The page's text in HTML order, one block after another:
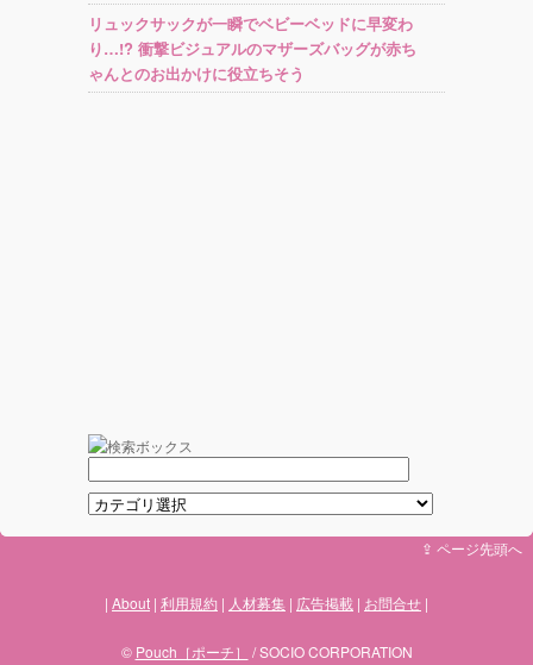
リュックサックが一瞬でベビーベッドに早変わ
り…!? 衝撃ビジュアルのマザーズバッグが赤ち
ゃんとのお出かけに役立ちそう
⇪ ページ先頭へ
About 利用規約 人材募集 広告掲載 お問合せ
© Pouch［ポーチ］ / SOCIO CORPORATION